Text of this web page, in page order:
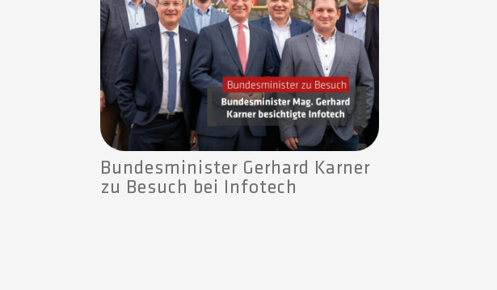
Bundesminister Gerhard Karner
zu Besuch bei Infotech